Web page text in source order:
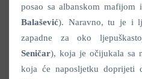
posao sa albanskom mafijom
Balašević). Naravno, tu je i
zapadne za oko
Seničar), koja je očijukala sa
koja će naposljetku doprijeti